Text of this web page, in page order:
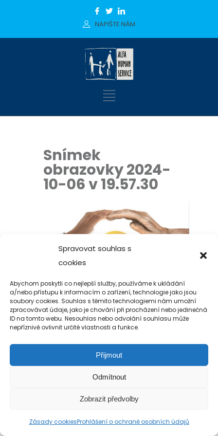
Spravovat souhlas s
cookies
Abychom poskytli co nejlepší služby, používáme k ukládání
a/nebo přístupu k informacím o zařízení, technologie jako jsou
soubory cookies. Souhlas s těmito technologiemi nám umožní
zpracovávat údaje, jako je chování při procházení nebo jedinečná
ID na tomto webu. Nesouhlas nebo odvolání souhlasu může
nepříznivě ovlivnit určité vlastnosti a funkce.
Přijmout
Odmítnout
Zobrazit předvolby
Zásady cookiesProhlášení o ochraně osobních údajů
NAPIŠTE NÁM
Snímek
obrazovky 2024-
10-06 v 19.57.30
Copyright 2019-2026 Alfa Human Service
/ TM Servis - the technical motion s.r.o.